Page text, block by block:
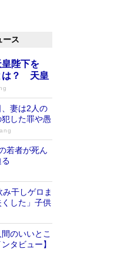
ース
陛下を
は？ 天皇
、妻は2人の
した罪や愚
若者が死ん
干しゲロま
した」子供
のいいとこ
タビュー】